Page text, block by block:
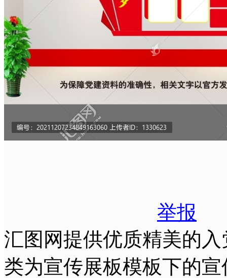
举报
汇图网提供优质精美的
类为宣传展板模板下的